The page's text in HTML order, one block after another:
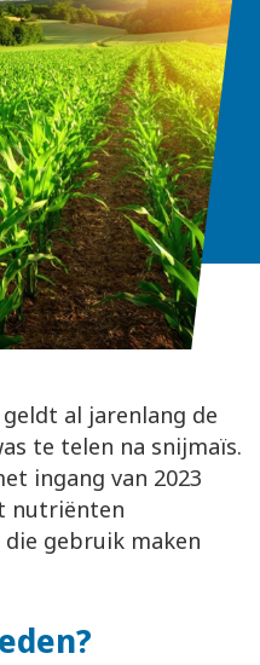
al jarenlang de
te telen na snijmaïs.
ingang van 2023
nutriënten
gebruik maken